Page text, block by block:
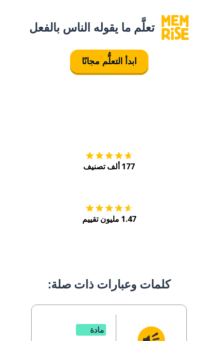
تعلَّم ما يقوله الناس بالفعل
ابدأ التعلُّم مجانًا
177 ألف تصنيف
1.47 مليون تقييم
كلمات وعبارات ذات صلة:
مادة